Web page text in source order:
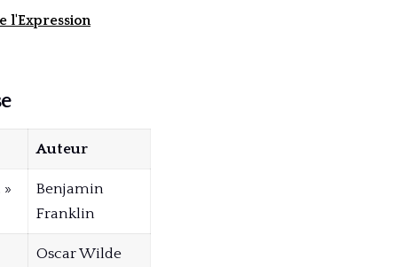
l'Expression
Auteur
Benjamin
Franklin
Oscar Wilde